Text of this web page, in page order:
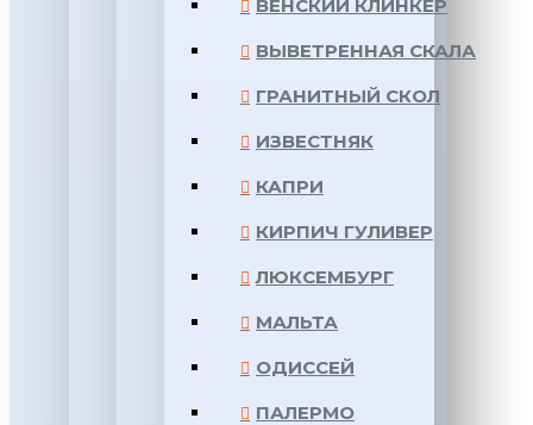
ВЕНСКИЙ КЛИНКЕР
ВЫВЕТРЕННАЯ СКАЛА
ГРАНИТНЫЙ СКОЛ
ИЗВЕСТНЯК
КАПРИ
КИРПИЧ ГУЛИВЕР
ЛЮКСЕМБУРГ
МАЛЬТА
ОДИССЕЙ
ПАЛЕРМО